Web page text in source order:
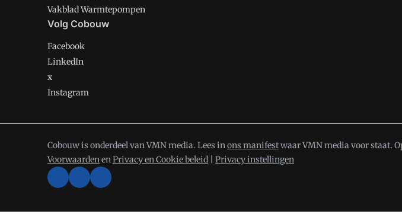
Vakblad Warmtepompen
Volg Cobouw
Facebook
LinkedIn
x
Instagram
Cobouw is onderdeel van VMN media. Lees inons manifestwaar VMN media voor staat.
VoorwaardenenPrivacy en Cookie beleid Privacy instellingen